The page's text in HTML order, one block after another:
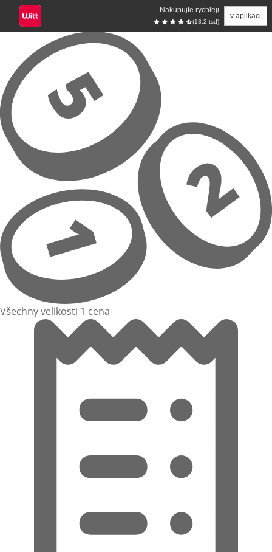
Nakupujte rychleji
(13.2 tsd)
v aplikaci
Přeskočit na hlavní obsah
Všechny velikosti 1 cena